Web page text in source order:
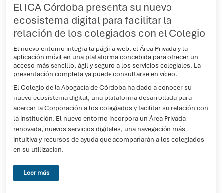
El ICA Córdoba presenta su nuevo
ecosistema digital para facilitar la
relación de los colegiados con el Colegio
El nuevo entorno integra la página web, el Área Privada y la
aplicación móvil en una plataforma concebida para ofrecer un
acceso más sencillo, ágil y seguro a los servicios colegiales. La
presentación completa ya puede consultarse en vídeo.
El Colegio de la Abogacía de Córdoba ha dado a conocer su
nuevo ecosistema digital, una plataforma desarrollada para
acercar la Corporación a los colegiados y facilitar su relación con
la institución. El nuevo entorno incorpora un Área Privada
renovada, nuevos servicios digitales, una navegación más
intuitiva y recursos de ayuda que acompañarán a los colegiados
en su utilización.
Leer más